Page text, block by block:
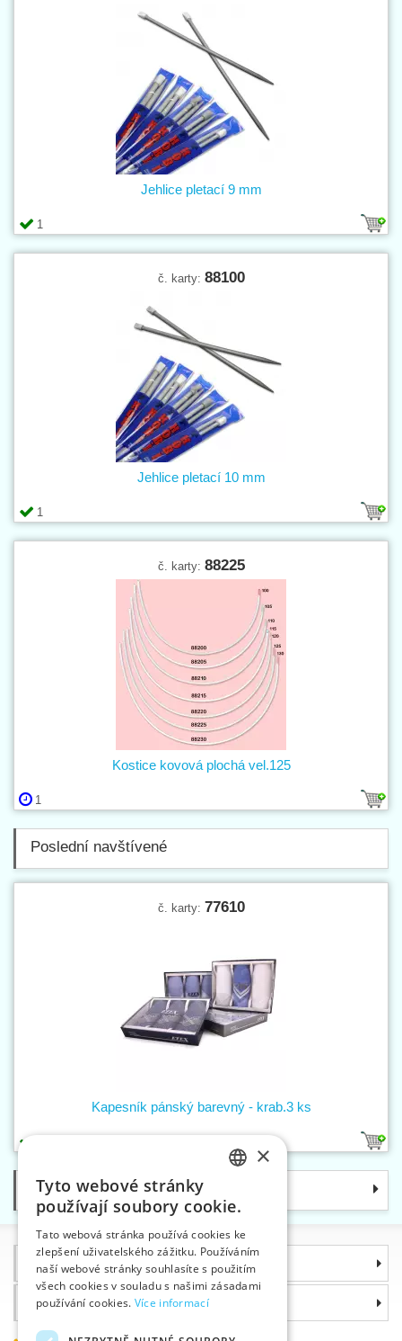
1
Jehlice pletací 9 mm
č. karty: 88100
1
Jehlice pletací 10 mm
č. karty: 88225
1
Kostice kovová plochá vel.125
Poslední navštívené
č. karty: 77610
Kapesník pánský barevný - krab.3 ks
Kategorie
Informace
Proč si zvolit právě nás
ENGLISH
GERMAN
×
Tyto webové stránky
používají soubory cookie.
Tato webová stránka používá cookies ke
zlepšení uživatelského zážitku. Používáním
naší webové stránky souhlasíte s použitím
všech cookies v souladu s našimi zásadami
používání cookies. Více informací